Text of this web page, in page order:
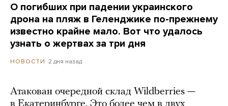
О погибших при падении украинского
дрона на пляж в Геленджике по-прежнему
известно крайне мало. Вот что удалось
узнать о жертвах за три дня
НОВОСТИ 2 дня назад
Атакован очередной склад Wildberries —
в Екатеринбурге. Это более чем в двух